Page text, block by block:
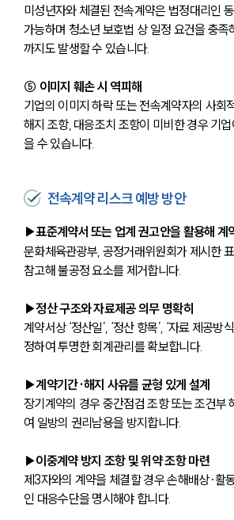
미성년자와 체결된 전속계약은 법정대리인
가능하며 청소년 보호법 상 일정 요건을 충족
까지도 발생할 수 있습니다.
⑤ 이미지 훼손 시 역피해
기업의 이미지 하락 또는 전속계약자의 사회
해지 조항, 대응조치 조항이 미비한 경우 기
을 수 있습니다.
전속계약 리스크 예방 방안
▶표준계약서 또는 업계 권고안을 활용해 계
문화체육관광부, 공정거래위원회가 제시한
참고해 불공정 요소를 제거합니다.
▶정산 구조와 자료제공 의무 명확히
계약서상 ‘정산일’, ‘정산 항목’, ‘자료 제공방
정하여 투명한 회계관리를 확보합니다.
▶계약기간·해지 사유를 균형 있게 설계
장기계약의 경우 중간점검 조항 또는 조건부
여 일방의 권리남용을 방지합니다.
▶이중계약 방지 조항 및 위약 조항 마련
제3자와의 계약을 체결할 경우 손해배상·활
인 대응수단을 명시해야 합니다.